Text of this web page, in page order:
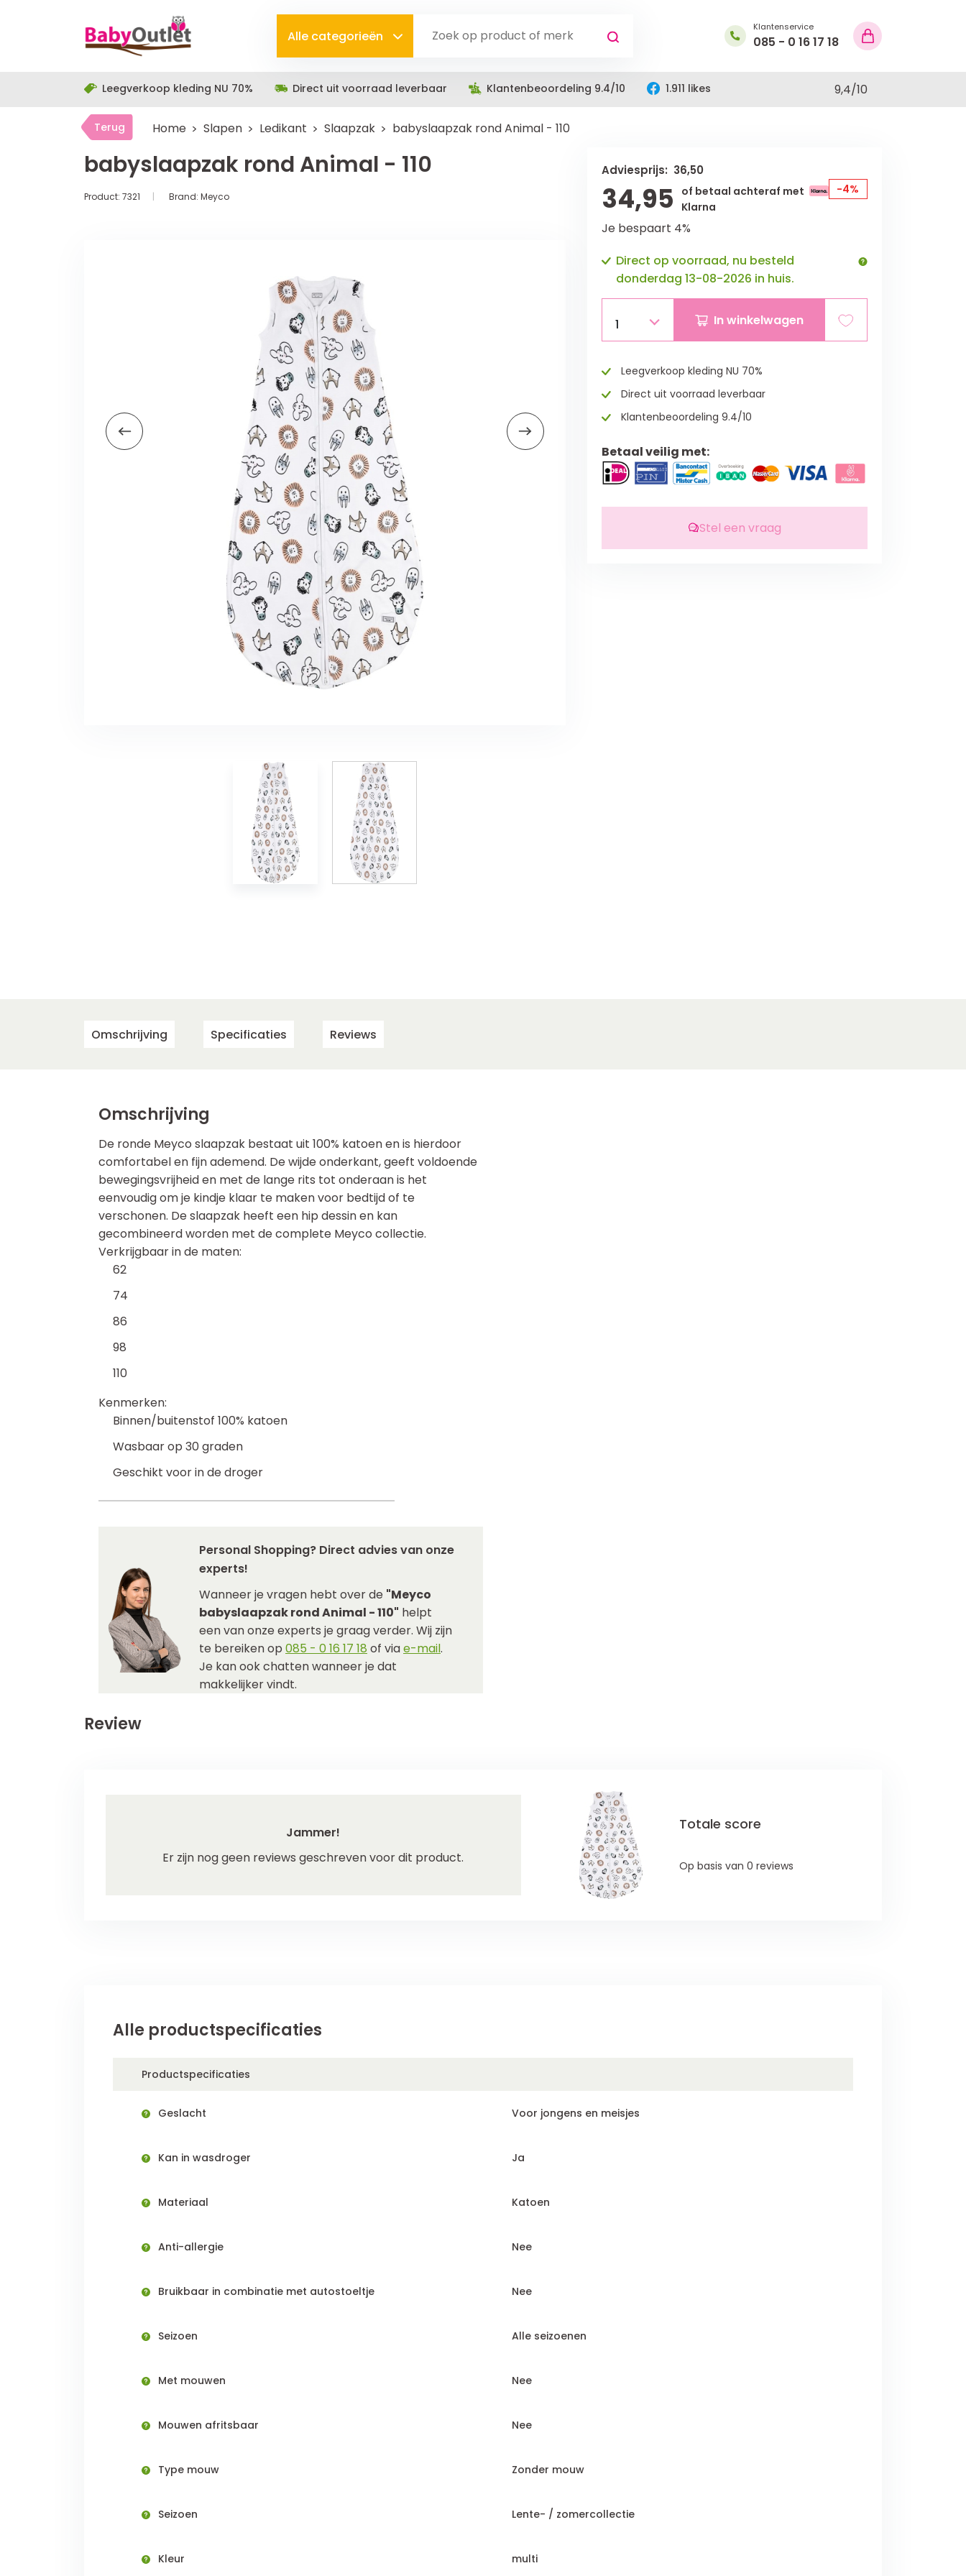
Alle categorieën
Klantenservice
085 - 0 16 17 18
Leegverkoop kleding NU 70% Direct uit voorraad leverbaar Klantenbeoordeling 9.4/10 1.911 likes 9,4/10
Terug Home Slapen Ledikant Slaapzak babyslaapzak rond Animal - 110
babyslaapzak rond Animal - 110
Product: 7321 Brand: Meyco
Adviesprijs: 36,50
34,95
of betaal achteraf met
Klarna
-4%
Je bespaart 4%
Direct op voorraad, nu besteld
donderdag 13-08-2026 in huis.
1 In winkelwagen
Leegverkoop kleding NU 70%
Direct uit voorraad leverbaar
Klantenbeoordeling 9.4/10
Betaal veilig met:
Stel een vraag
Omschrijving Specificaties Reviews
Omschrijving
De ronde Meyco slaapzak bestaat uit 100% katoen en is hierdoor
comfortabel en fijn ademend. De wijde onderkant, geeft voldoende
bewegingsvrijheid en met de lange rits tot onderaan is het
eenvoudig om je kindje klaar te maken voor bedtijd of te
verschonen. De slaapzak heeft een hip dessin en kan
gecombineerd worden met de complete Meyco collectie.
Verkrijgbaar in de maten:
62
74
86
98
110
Kenmerken:
Binnen/buitenstof 100% katoen
Wasbaar op 30 graden
Geschikt voor in de droger
Personal Shopping? Direct advies van onze
experts!
Wanneer je vragen hebt over de "Meyco
babyslaapzak rond Animal - 110" helpt
een van onze experts je graag verder. Wij zijn
te bereiken op 085 - 0 16 17 18 of viae-mail.
Je kan ook chatten wanneer je dat
makkelijker vindt.
Review
Jammer!
Er zijn nog geen reviews geschreven voor dit product.
Totale score
Op basis van 0 reviews
Alle productspecificaties
Productspecificaties
Geslacht Voor jongens en meisjes
Kan in wasdroger Ja
Materiaal Katoen
Anti-allergie Nee
Bruikbaar in combinatie met autostoeltje Nee
Seizoen Alle seizoenen
Met mouwen Nee
Mouwen afritsbaar Nee
Type mouw Zonder mouw
Seizoen Lente- / zomercollectie
Kleur multi